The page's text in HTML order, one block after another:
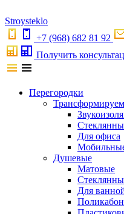
Stroysteklo
+7 (968) 682 81 92
Получить
Перегородки
Для офиса
Душевые
Матовые
Для